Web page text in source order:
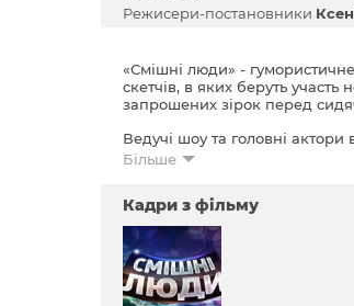
Режисери-постановники
«Смішні люди» -
скетчів, в яких беруть участь
запрошених зірок перед
Ведучі шоу та головні
Євген Сморигін.
Більше
Кадри з фільму